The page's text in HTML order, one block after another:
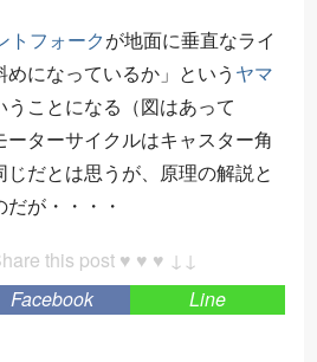
トフォークが地面に垂直なライ
になっているか」という ヤマ
うことになる（図はあって
ターサイクルはキャスター角
だとは思うが、原理の解説と
が・・・・
this post ♥ ♥ ♥ ↓↓
Facebook Line